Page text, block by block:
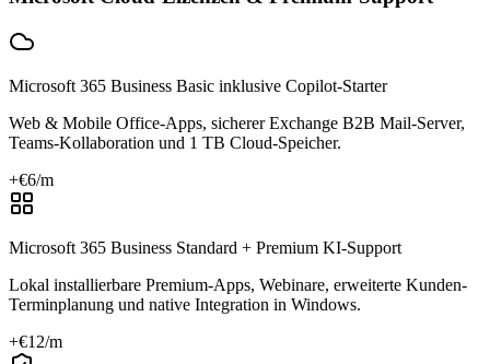
Microsoft 365 Business Basic inklusive Copilot-Starter
Web & Mobile Office-Apps, sicherer Exchange B2B Mail-Server,
Teams-Kollaboration und 1 TB Cloud-Speicher.
+€6/m
Microsoft 365 Business Standard + Premium KI-Support
Lokal installierbare Premium-Apps, Webinare, erweiterte Kunden-
Terminplanung und native Integration in Windows.
+€12/m